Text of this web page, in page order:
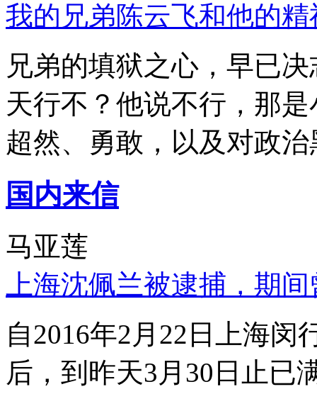
我的兄弟陈云飞和他的
兄弟的填狱之心，早已
天行不？他说不行，那
超然、勇敢，以及对政
国内来信
马亚莲
上海沈佩兰被逮捕，期
自2016年2月22日上海
后，到昨天3月30日止已